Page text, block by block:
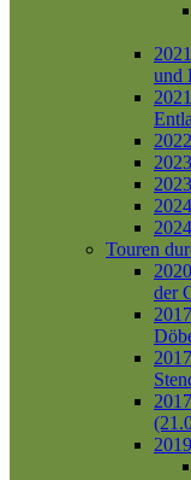
und
Touren
der